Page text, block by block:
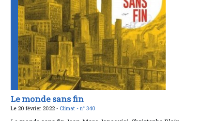
Le monde sans fin
Le 20 février 2022 - Climat -n° 340